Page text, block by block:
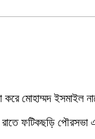
করে মোহাম্মদ
ফটিকছড়ি